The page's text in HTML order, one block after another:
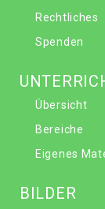
Rechtliches
Spenden
Übersicht
Bereiche
Eigenes
BILDER